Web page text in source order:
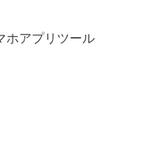
ホアプリツール